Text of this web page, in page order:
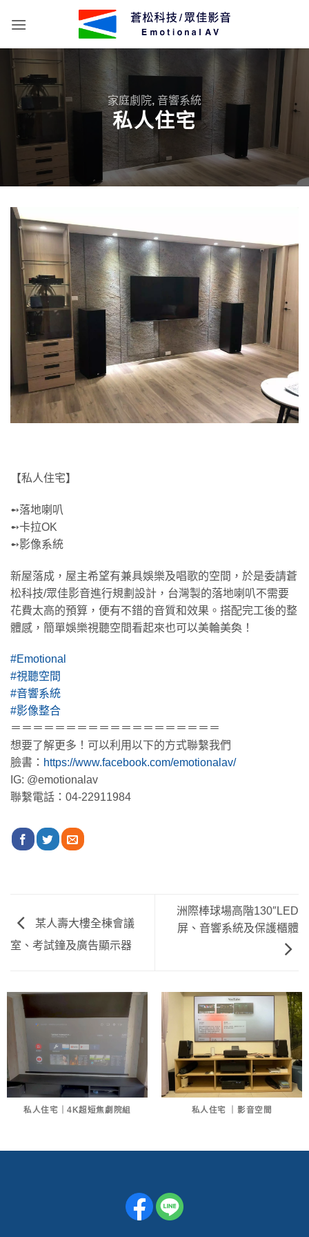
家庭劇院, 音響系統
私人住宅
【私人住宅】
➻落地喇叭
➻卡拉OK
➻影像系統
新屋落成，屋主希望有兼具娛樂及唱歌的空間，於是委請蒼
松科技/眾佳影音進行規劃設計，台灣製的落地喇叭不需要
花費太高的預算，便有不錯的音質和效果。搭配完工後的整
體感，簡單娛樂視聽空間看起來也可以美輪美奐！
#Emotional
#視聽空間
#音響系統
#影像整合
＝＝＝＝＝＝＝＝＝＝＝＝＝＝＝＝＝＝＝
想要了解更多！可以利用以下的方式聯繫我們
臉書： https://www.facebook.com/emotionalav/
IG: @emotionalav
聯繫電話：04-22911984
某人壽大樓全棟會議
室、考試鐘及廣告顯示器
洲際棒球場高階130″LED
屏、音響系統及保護櫃體
私人住宅｜4K超短焦劇院組 私人住宅 ｜影音空間